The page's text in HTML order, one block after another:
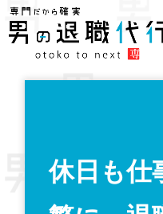
休日も仕